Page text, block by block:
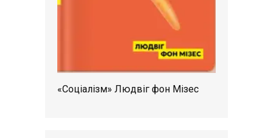
«Соціалізм» Людвіг фон Мізес